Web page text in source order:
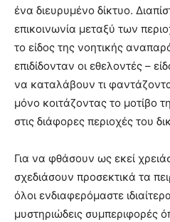
ένα διευρυμένο δίκτυο.
επικοινωνία μεταξύ των
το είδος της νοητικής
επιδίδονταν οι εθελοντές –
να καταλάβουν τι
μόνο κοιτάζοντας το μοτίβο
στις διάφορες περιοχές του
Για να φθάσουν ως εκεί
σχεδιάσουν προσεκτικά τα
όλοι ενδιαφερόμαστε
μυστηριώδεις συμπεριφορές